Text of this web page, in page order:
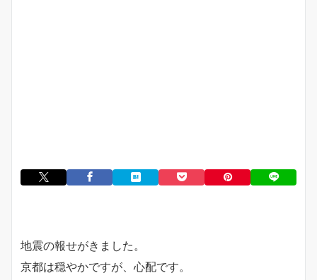
地震の報せがきました。
京都は穏やかですが、心配です。